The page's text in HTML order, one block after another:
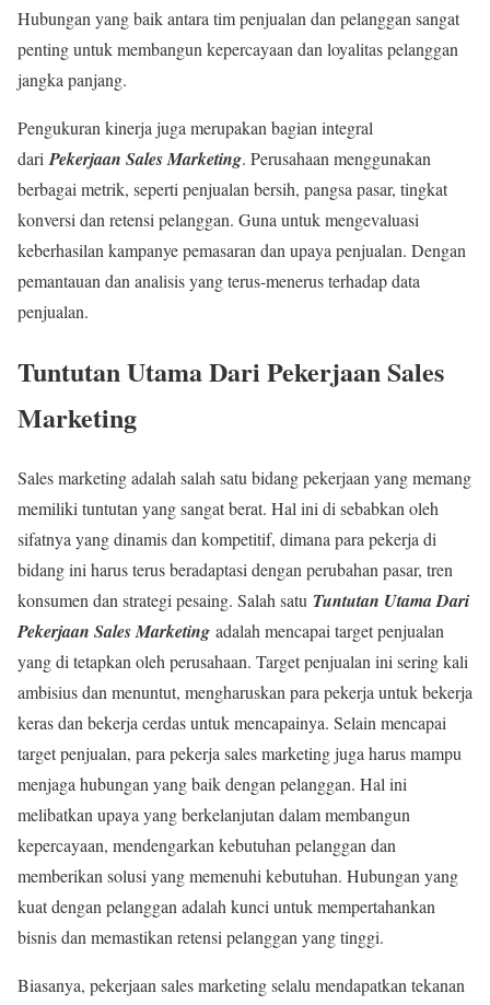
Hubungan yang baik antara tim penjualan dan pelanggan sangat
penting untuk membangun kepercayaan dan loyalitas pelanggan
jangka panjang.
Pengukuran kinerja juga merupakan bagian integral
dari Pekerjaan Sales Marketing. Perusahaan menggunakan
berbagai metrik, seperti penjualan bersih, pangsa pasar, tingkat
konversi dan retensi pelanggan. Guna untuk mengevaluasi
keberhasilan kampanye pemasaran dan upaya penjualan. Dengan
pemantauan dan analisis yang terus-menerus terhadap data
penjualan.
Tuntutan Utama Dari Pekerjaan Sales
Marketing
Sales marketing adalah salah satu bidang pekerjaan yang memang
memiliki tuntutan yang sangat berat. Hal ini di sebabkan oleh
sifatnya yang dinamis dan kompetitif, dimana para pekerja di
bidang ini harus terus beradaptasi dengan perubahan pasar, tren
konsumen dan strategi pesaing. Salah satu Tuntutan Utama Dari
Pekerjaan Sales Marketing adalah mencapai target penjualan
yang di tetapkan oleh perusahaan. Target penjualan ini sering kali
ambisius dan menuntut, mengharuskan para pekerja untuk bekerja
keras dan bekerja cerdas untuk mencapainya. Selain mencapai
target penjualan, para pekerja sales marketing juga harus mampu
menjaga hubungan yang baik dengan pelanggan. Hal ini
melibatkan upaya yang berkelanjutan dalam membangun
kepercayaan, mendengarkan kebutuhan pelanggan dan
memberikan solusi yang memenuhi kebutuhan. Hubungan yang
kuat dengan pelanggan adalah kunci untuk mempertahankan
bisnis dan memastikan retensi pelanggan yang tinggi.
Biasanya, pekerjaan sales marketing selalu mendapatkan tekanan